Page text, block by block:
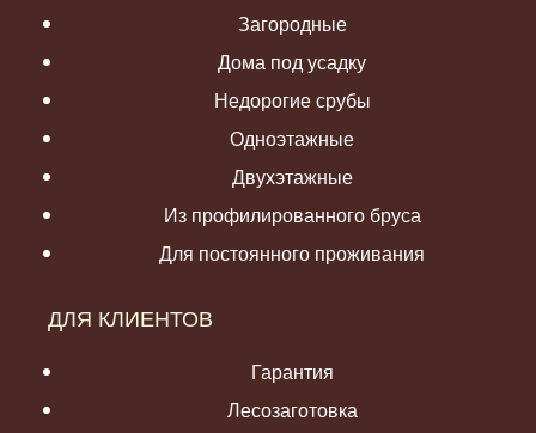
Загородные
Дома под усадку
Недорогие срубы
Одноэтажные
Двухэтажные
Из профилированного бруса
Для постоянного проживания
ДЛЯ КЛИЕНТОВ
Гарантия
Лесозаготовка